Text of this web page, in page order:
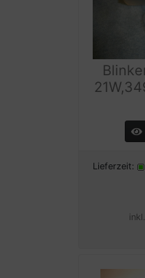
Lieferzeit: